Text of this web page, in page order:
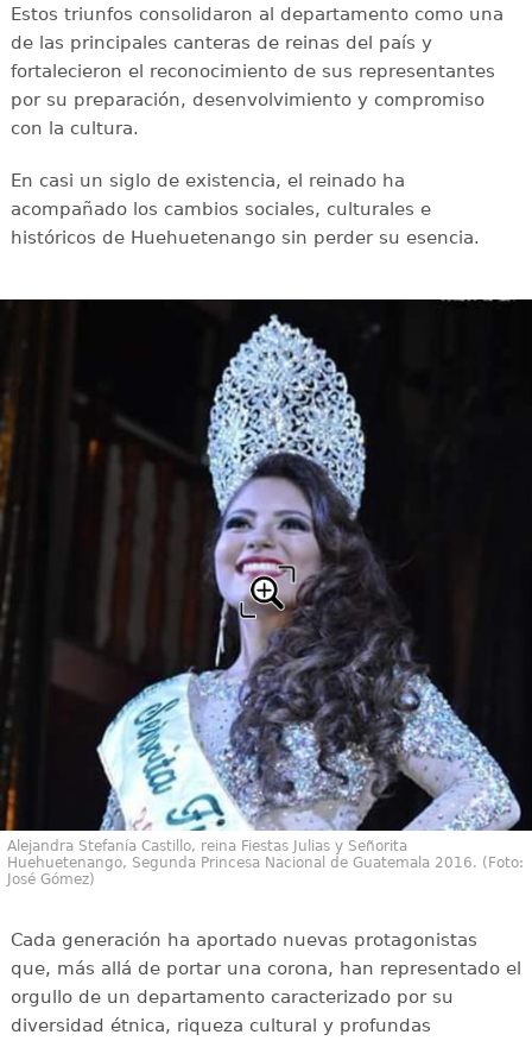
Estos triunfos consolidaron al departamento como una
de las principales canteras de reinas del país y
fortalecieron el reconocimiento de sus representantes
por su preparación, desenvolvimiento y compromiso
con la cultura.
En casi un siglo de existencia, el reinado ha
acompañado los cambios sociales, culturales e
históricos de Huehuetenango sin perder su esencia.
Alejandra Stefanía Castillo, reina Fiestas Julias y Señorita
Huehuetenango, Segunda Princesa Nacional de Guatemala 2016. (Foto:
José Gómez)
Cada generación ha aportado nuevas protagonistas
que, más allá de portar una corona, han representado el
orgullo de un departamento caracterizado por su
diversidad étnica, riqueza cultural y profundas